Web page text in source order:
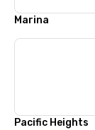
Marina
Pacific Heights